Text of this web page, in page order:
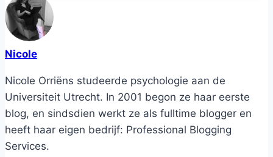
Nicole
Nicole Orriëns studeerde psychologie aan de
Universiteit Utrecht. In 2001 begon ze haar eerste
blog, en sindsdien werkt ze als fulltime blogger en
heeft haar eigen bedrijf: Professional Blogging
Services.